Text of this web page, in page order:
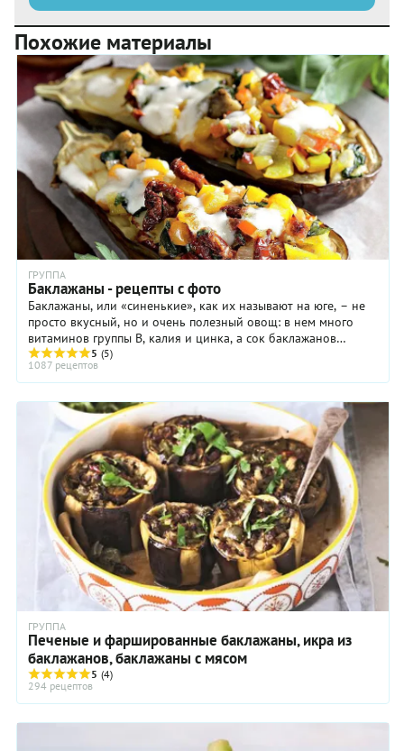
Похожие материалы
ГРУППА
Баклажаны - рецепты с фото
Баклажаны, или «синенькие», как их называют на юге, – не
просто вкусный, но и очень полезный овощ: в нем много
витаминов группы В, калия и цинка, а сок баклажанов
обладает бактерицидными свойствами ...
5 (5)
1087 рецептов
ГРУППА
Печеные и фаршированные баклажаны, икра из
баклажанов, баклажаны с мясом
5 (4)
294 рецептов